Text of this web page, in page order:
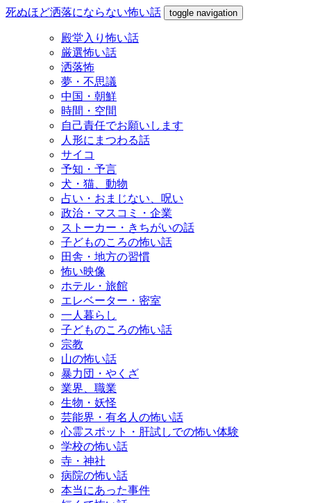
死ぬほど洒落にならない怖い話 toggle navigation
殿堂入り怖い話
厳選怖い話
洒落怖
夢・不思議
中国・朝鮮
時間・空間
自己責任でお願いします
人形にまつわる話
サイコ
予知・予言
犬・猫、動物
占い・おまじない、呪い
政治・マスコミ・企業
ストーカー・きちがいの話
子どものころの怖い話
田舎・地方の習慣
怖い映像
ホテル・旅館
エレベーター・密室
一人暮らし
子どものころの怖い話
宗教
山の怖い話
暴力団・やくざ
業界、職業
生物・妖怪
芸能界・有名人の怖い話
心霊スポット・肝試しでの怖い体験
学校の怖い話
寺・神社
病院の怖い話
本当にあった事件